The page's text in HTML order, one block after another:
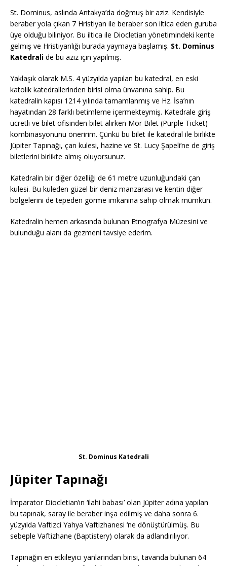
St. Dominus, aslında Antakya’da doğmuş bir aziz. Kendisiyle
beraber yola çıkan 7 Hristiyan ile beraber son iltica eden guruba
üye olduğu biliniyor. Bu iltica ile Diocletian yönetimindeki kente
gelmiş ve Hristiyanlığı burada yaymaya başlamış. St. Dominus
Katedrali de bu aziz için yapılmış.
Yaklaşık olarak M.S. 4 yüzyılda yapılan bu katedral, en eski
katolik katedrallerinden birisi olma ünvanına sahip. Bu
katedralin kapısı 1214 yılında tamamlanmış ve Hz. İsa’nın
hayatından 28 farklı betimleme içermekteymiş. Katedrale giriş
ücretli ve bilet ofisinden bilet alırken Mor Bilet (Purple Ticket)
kombinasyonunu öneririm. Çünkü bu bilet ile katedral ile birlikte
Jüpiter Tapınağı, çan kulesi, hazine ve St. Lucy Şapeli’ne de giriş
biletlerini birlikte almış oluyorsunuz.
Katedralin bir diğer özelliği de 61 metre uzunluğundaki çan
kulesi. Bu kuleden güzel bir deniz manzarası ve kentin diğer
bölgelerini de tepeden görme imkanına sahip olmak mümkün.
Katedralin hemen arkasında bulunan Etnografya Müzesini ve
bulunduğu alanı da gezmeni tavsiye ederim.
St. Dominus Katedrali
Jüpiter Tapınağı
İmparator Diocletian’ın ‘ilahi babası’ olan Jüpiter adına yapılan
bu tapınak, saray ile beraber inşa edilmiş ve daha sonra 6.
yüzyılda Vaftizci Yahya Vaftizhanesi ‘ne dönüştürülmüş. Bu
sebeple Vaftizhane (Baptistery) olarak da adlandırılıyor.
Tapınağın en etkileyici yanlarından birisi, tavanda bulunan 64